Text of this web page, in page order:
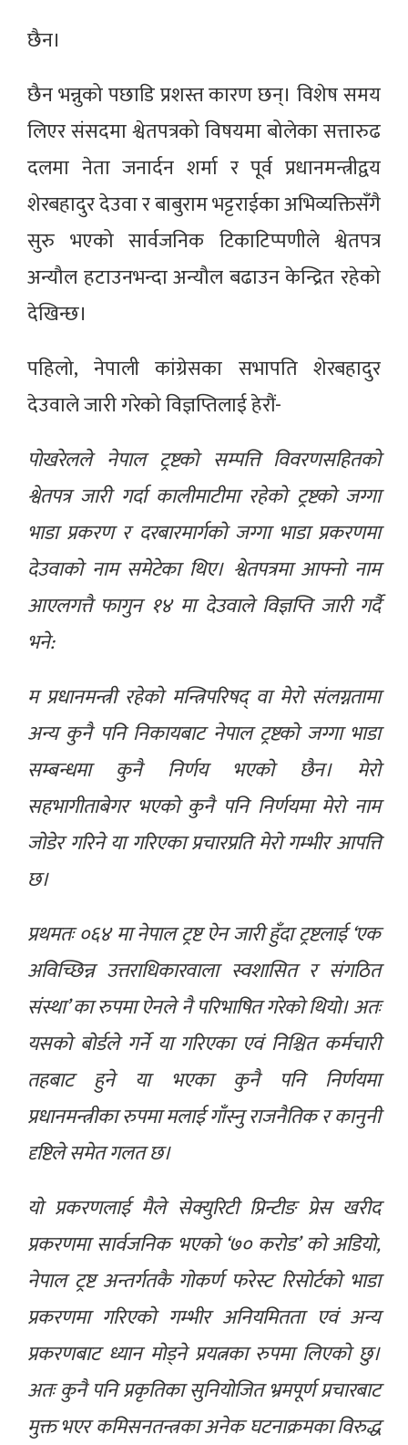
छैन।
छैन भन्नुको पछाडि प्रशस्त कारण छन्। विशेष समय
लिएर संसदमा श्वेतपत्रको विषयमा बोलेका सत्तारुढ
दलमा नेता जनार्दन शर्मा र पूर्व प्रधानमन्त्रीद्वय
शेरबहादुर देउवा र बाबुराम भट्टराईका अभिव्यक्तिसँगै
सुरु भएको सार्वजनिक टिकाटिप्पणीले श्वेतपत्र
अन्यौल हटाउनभन्दा अन्यौल बढाउन केन्द्रित रहेको
देखिन्छ।
पहिलो, नेपाली कांग्रेसका सभापति शेरबहादुर
देउवाले जारी गरेको विज्ञप्तिलाई हेरौं-
पोखरेलले नेपाल ट्रष्टको सम्पत्ति विवरणसहितको
श्वेतपत्र जारी गर्दा कालीमाटीमा रहेको ट्रष्टको जग्गा
भाडा प्रकरण र दरबारमार्गको जग्गा भाडा प्रकरणमा
देउवाको नाम समेटेका थिए। श्वेतपत्रमा आफ्नो नाम
आएलगत्तै फागुन १४ मा देउवाले विज्ञप्ति जारी गर्दै
भने:
म प्रधानमन्त्री रहेको मन्त्रिपरिषद् वा मेरो संलग्नतामा
अन्य कुनै पनि निकायबाट नेपाल ट्रष्टको जग्गा भाडा
सम्बन्धमा कुनै निर्णय भएको छैन। मेरो
सहभागीताबेगर भएको कुनै पनि निर्णयमा मेरो नाम
जोडेर गरिने या गरिएका प्रचारप्रति मेरो गम्भीर आपत्ति
छ।
प्रथमतः ०६४ मा नेपाल ट्रष्ट ऐन जारी हुँदा ट्रष्टलाई ‘एक
अविच्छिन्न उत्तराधिकारवाला स्वशासित र संगठित
संस्था’ का रुपमा ऐनले नै परिभाषित गरेको थियो। अतः
यसको बोर्डले गर्ने या गरिएका एवं निश्चित कर्मचारी
तहबाट हुने या भएका कुनै पनि निर्णयमा
प्रधानमन्त्रीका रुपमा मलाई गाँस्नु राजनैतिक र कानुनी
दृष्टिले समेत गलत छ।
यो प्रकरणलाई मैले सेक्युरिटी प्रिन्टीङ प्रेस खरीद
प्रकरणमा सार्वजनिक भएको ‘७० करोड’ को अडियो,
नेपाल ट्रष्ट अन्तर्गतकै गोकर्ण फरेस्ट रिसोर्टको भाडा
प्रकरणमा गरिएको गम्भीर अनियमितता एवं अन्य
प्रकरणबाट ध्यान मोड्ने प्रयत्नका रुपमा लिएको छु।
अतः कुनै पनि प्रकृतिका सुनियोजित भ्रमपूर्ण प्रचारबाट
मुक्त भएर कमिसनतन्त्रका अनेक घटनाक्रमका विरुद्ध